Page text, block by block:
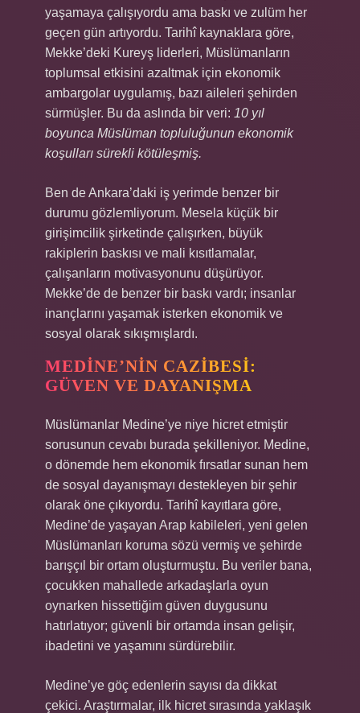
yaşamaya çalışıyordu ama baskı ve zulüm her
geçen gün artıyordu. Tarihî kaynaklara göre,
Mekke’deki Kureyş liderleri, Müslümanların
toplumsal etkisini azaltmak için ekonomik
ambargolar uygulamış, bazı aileleri şehirden
sürmüşler. Bu da aslında bir veri: 10 yıl
boyunca Müslüman topluluğunun ekonomik
koşulları sürekli kötüleşmiş.
Ben de Ankara’daki iş yerimde benzer bir
durumu gözlemliyorum. Mesela küçük bir
girişimcilik şirketinde çalışırken, büyük
rakiplerin baskısı ve mali kısıtlamalar,
çalışanların motivasyonunu düşürüyor.
Mekke’de de benzer bir baskı vardı; insanlar
inançlarını yaşamak isterken ekonomik ve
sosyal olarak sıkışmışlardı.
MEDINE’NIN CAZIBESI:
GÜVEN VE DAYANIŞMA
Müslümanlar Medine’ye niye hicret etmiştir
sorusunun cevabı burada şekilleniyor. Medine,
o dönemde hem ekonomik fırsatlar sunan hem
de sosyal dayanışmayı destekleyen bir şehir
olarak öne çıkıyordu. Tarihî kayıtlara göre,
Medine’de yaşayan Arap kabileleri, yeni gelen
Müslümanları koruma sözü vermiş ve şehirde
barışçıl bir ortam oluşturmuştu. Bu veriler bana,
çocukken mahallede arkadaşlarla oyun
oynarken hissettiğim güven duygusunu
hatırlatıyor; güvenli bir ortamda insan gelişir,
ibadetini ve yaşamını sürdürebilir.
Medine’ye göç edenlerin sayısı da dikkat
çekici. Araştırmalar, ilk hicret sırasında yaklaşık